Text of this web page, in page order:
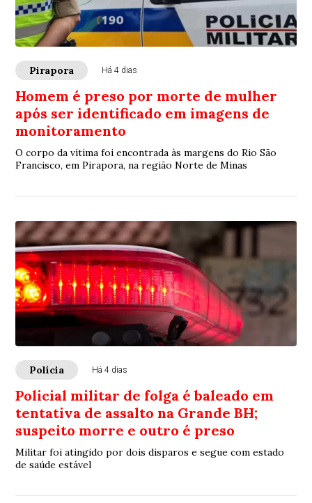
Pirapora Há 4 dias
Homem é preso por morte de mulher
após ser identificado em imagens de
monitoramento
O corpo da vítima foi encontrada às margens do Rio São
Francisco, em Pirapora, na região Norte de Minas
Polícia Há 4 dias
Policial militar de folga é baleado em
tentativa de assalto na Grande BH;
suspeito morre e outro é preso
Militar foi atingido por dois disparos e segue com estado
de saúde estável